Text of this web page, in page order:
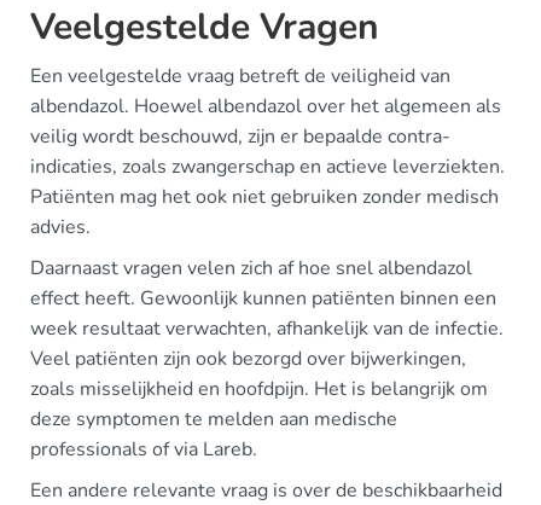
Veelgestelde Vragen
Een veelgestelde vraag betreft de veiligheid van
albendazol. Hoewel albendazol over het algemeen als
veilig wordt beschouwd, zijn er bepaalde contra-
indicaties, zoals zwangerschap en actieve leverziekten.
Patiënten mag het ook niet gebruiken zonder medisch
advies.
Daarnaast vragen velen zich af hoe snel albendazol
effect heeft. Gewoonlijk kunnen patiënten binnen een
week resultaat verwachten, afhankelijk van de infectie.
Veel patiënten zijn ook bezorgd over bijwerkingen,
zoals misselijkheid en hoofdpijn. Het is belangrijk om
deze symptomen te melden aan medische
professionals of via Lareb.
Een andere relevante vraag is over de beschikbaarheid